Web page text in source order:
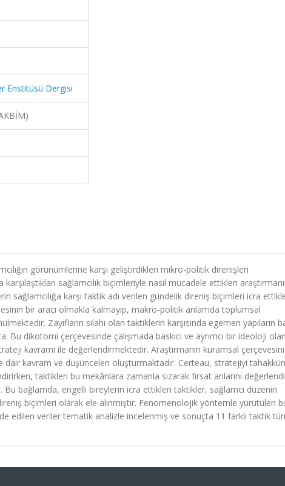
Enstitüsü Dergisi
görünümlerine karşı geliştirdikleri mikro-politik direnişleri
sağlamcılık biçimleriyle nasıl mücadele ettikleri
sağlamcılığa karşı taktik adı verilen gündelik direniş biçimleri icra
bir aracı olmakla kalmayıp, makro-politik anlamda toplumsal
Zayıfların silahı olan taktiklerin karşısında egemen yapıların
Bu dikotomi çerçevesinde çalışmada baskıcı ve ayrımcı bir ideoloji olan
kavramı ile değerlendirmektedir. Araştırmanın kuramsal çerçevesini
dair kavram ve düşünceleri oluşturmaktadır. Certeau, stratejiyi
taktikleri bu mekânlara zamanla sızarak fırsat anlarını
Bu bağlamda, engelli bireylerin icra ettikleri taktikler, sağlamcı düzenin
biçimleri olarak ele alınmıştır. Fenomenolojik yöntemle yürütülen
edilen veriler tematik analizle incelenmiş ve sonuçta 11 farklı taktik